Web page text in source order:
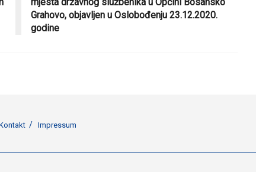
Grahovo, objavljen u Oslobođenju 23.12.2020.
godine
Impressum